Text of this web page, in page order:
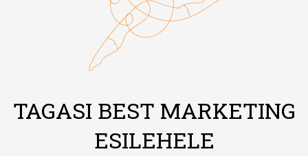
TAGASI BEST MARKETING
ESILEHELE